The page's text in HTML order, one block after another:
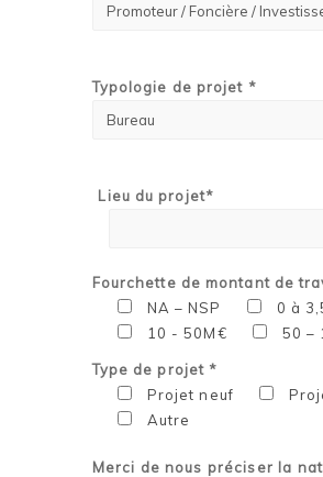
Typologie de projet *
Lieu du projet*
Fourchette de montant de
NA – NSP
0 à
10 - 50M€
50 –
Type de projet *
Projet neuf
Autre
Merci de nous préciser la